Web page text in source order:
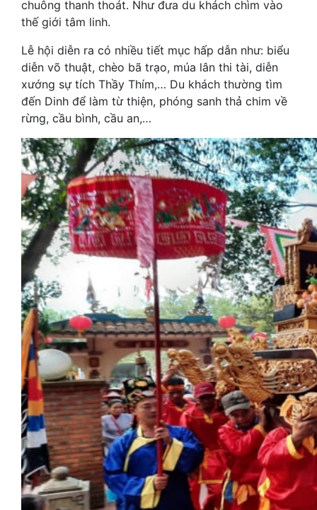
chuông thanh thoát. Như đưa du khách chìm vào
thế giới tâm linh.
Lễ hội diễn ra có nhiều tiết mục hấp dẫn như: biểu
diễn võ thuật, chèo bã trạo, múa lân thi tài, diễn
xướng sự tích Thầy Thím,… Du khách thường tìm
đến Dinh để làm từ thiện, phóng sanh thả chim về
rừng, cầu bình, cầu an,…